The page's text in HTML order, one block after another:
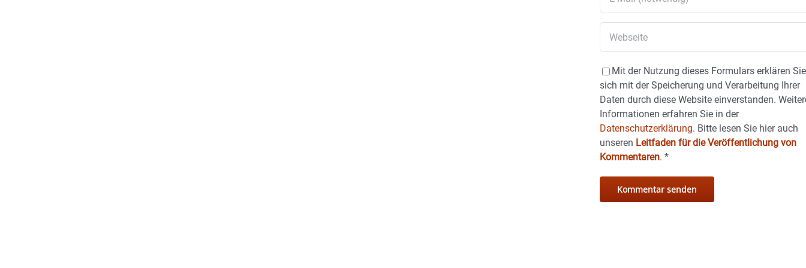
Mit der Nutzung dieses Formulars erklären Sie
sich mit der Speicherung und Verarbeitung Ihrer
Daten durch diese Website einverstanden.
Informationen erfahren Sie in der
Datenschutzerklärung. Bitte lesen Sie hier auch
unseren Leitfaden für die Veröffentlichung von
Kommentaren.*